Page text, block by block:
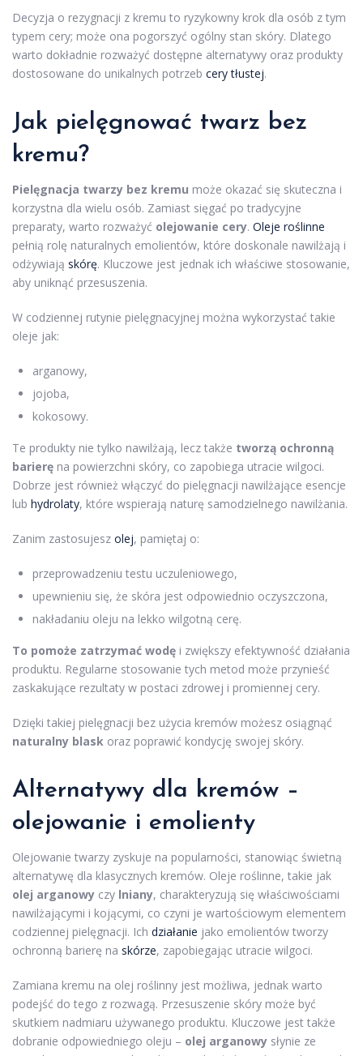
Decyzja o rezygnacji z kremu to ryzykowny krok dla osób z tym
typem cery; może ona pogorszyć ogólny stan skóry. Dlatego
warto dokładnie rozważyć dostępne alternatywy oraz produkty
dostosowane do unikalnych potrzeb cery tłustej.
Jak pielęgnować twarz bez
kremu?
Pielęgnacja twarzy bez kremu może okazać się skuteczna i
korzystna dla wielu osób. Zamiast sięgać po tradycyjne
preparaty, warto rozważyć olejowanie cery. Oleje roślinne
pełnią rolę naturalnych emolientów, które doskonale nawilżają i
odżywiają skórę. Kluczowe jest jednak ich właściwe stosowanie,
aby uniknąć przesuszenia.
W codziennej rutynie pielęgnacyjnej można wykorzystać takie
oleje jak:
arganowy,
jojoba,
kokosowy.
Te produkty nie tylko nawilżają, lecz także tworzą ochronną
barierę na powierzchni skóry, co zapobiega utracie wilgoci.
Dobrze jest również włączyć do pielęgnacji nawilżające esencje
lub hydrolaty, które wspierają naturę samodzielnego nawilżania.
Zanim zastosujesz olej, pamiętaj o:
przeprowadzeniu testu uczuleniowego,
upewnieniu się, że skóra jest odpowiednio oczyszczona,
nakładaniu oleju na lekko wilgotną cerę.
To pomoże zatrzymać wodę i zwiększy efektywność działania
produktu. Regularne stosowanie tych metod może przynieść
zaskakujące rezultaty w postaci zdrowej i promiennej cery.
Dzięki takiej pielęgnacji bez użycia kremów możesz osiągnąć
naturalny blask oraz poprawić kondycję swojej skóry.
Alternatywy dla kremów –
olejowanie i emolienty
Olejowanie twarzy zyskuje na popularności, stanowiąc świetną
alternatywę dla klasycznych kremów. Oleje roślinne, takie jak
olej arganowy czy lniany, charakteryzują się właściwościami
nawilżającymi i kojącymi, co czyni je wartościowym elementem
codziennej pielęgnacji. Ich działanie jako emolientów tworzy
ochronną barierę na skórze, zapobiegając utracie wilgoci.
Zamiana kremu na olej roślinny jest możliwa, jednak warto
podejść do tego z rozwagą. Przesuszenie skóry może być
skutkiem nadmiaru używanego produktu. Kluczowe jest także
dobranie odpowiedniego oleju – olej arganowy słynie ze